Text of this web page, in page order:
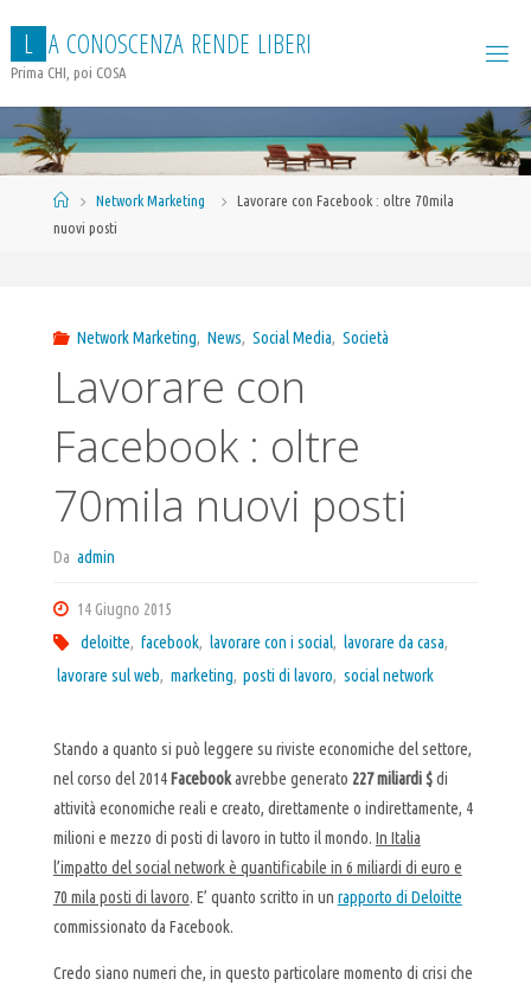
contenuto
L A CONOSCENZA RENDE LIBERI
Prima CHI, poi COSA
HomeNetwork Marketing
Lavorare con Facebook : oltre 70mila
nuovi posti
Network Marketing, News, Social Media, Società
Lavorare con
Facebook : oltre
70mila nuovi posti
Da admin
14 Giugno 2015
deloitte, facebook, lavorare con i social, lavorare da casa,
lavorare sul web, marketing, posti di lavoro, social network
Stando a quanto si può leggere su riviste economiche del settore,
nel corso del 2014 Facebookavrebbe generato 227 miliardi $di
attività economiche reali e creato, direttamente o indirettamente, 4
milioni e mezzo di posti di lavoro in tutto il mondo. In Italia
l’impatto del social network è quantificabile in 6 miliardi di euro e
70 mila posti di lavoro. E’ quanto scritto in un rapporto di Deloitte
commissionato da Facebook.
Credo siano numeri che, in questo particolare momento di crisi che